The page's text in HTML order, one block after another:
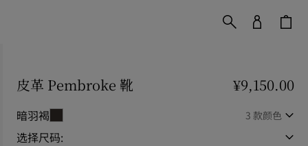
皮革 Pembroke 靴 ¥9,150.00
暗羽褐 3 款颜色
选择尺码: